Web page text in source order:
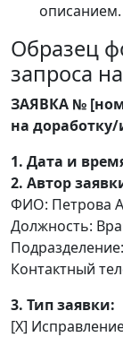
описанием.
Образец
запроса
ЗАЯВКА №
на
1. Дата и
2. Автор
ФИО: Петрова
Должность:
Контактный
3. Тип заявки:
[X]